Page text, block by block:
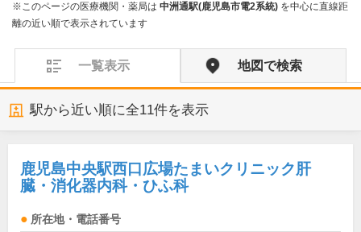
※このページの医療機関・薬局は 中洲通駅(鹿児島市電2系統) を中心に直線距
離の近い順で表示されています
一覧表示 地図で検索
駅から近い順に全11件を表示
鹿児島中央駅西口広場たまいクリニック肝
臓・消化器内科・ひふ科
所在地・電話番号